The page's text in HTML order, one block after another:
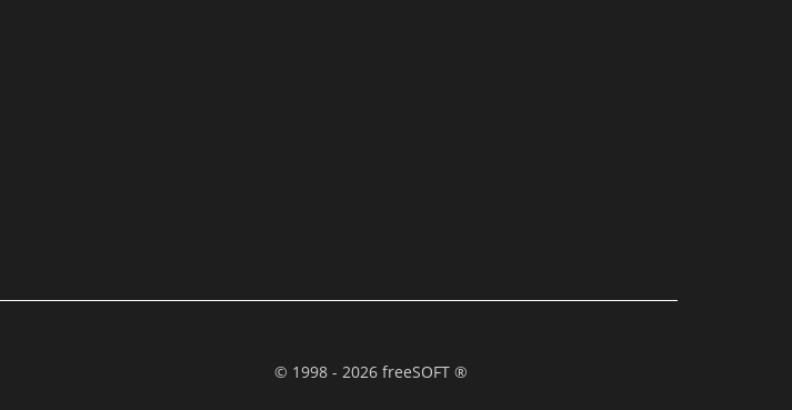
© 1998 - 2026 freeSOFT ®